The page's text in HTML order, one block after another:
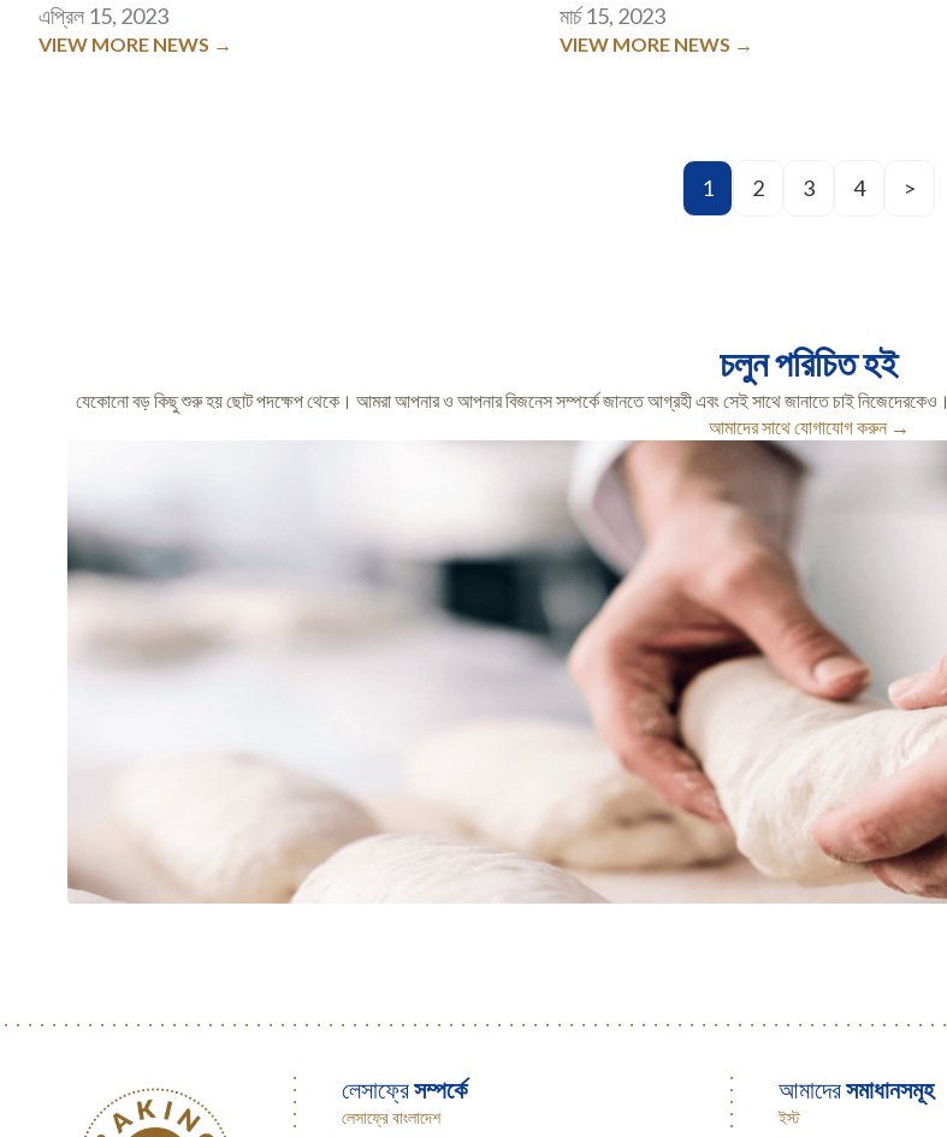
এপ্রিল 15, 2023
VIEW MORE NEWS →
মার্চ 15, 2023
VIEW MORE NEWS →
1 2 3 4 >
চলুন পরিচিত হই
যেকোনো বড় কিছু শুরু হয় ছোট পদক্ষেপ থেকে। আমরা আপনার ও আপনার বিজনেস সম্পর্কে জানতে আগ্রহী এবং সেই সাথে জানাতে চাই নিজেদেরকেও।
আমাদের সাথে যোগাযোগ করুন →
লেসাফ্রেসম্পর্কে
লেসাফ্রে বাংলাদেশ
আমাদেরসমাধানসমূহ
ইস্ট